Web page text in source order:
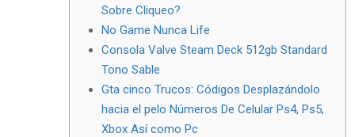
Sobre Cliqueo?
No Game Nunca Life
Consola Valve Steam Deck 512gb Standard
Tono Sable
Gta cinco Trucos: Códigos Desplazándolo
hacia el pelo Números De Celular Ps4, Ps5,
Xbox Así­ como Pc